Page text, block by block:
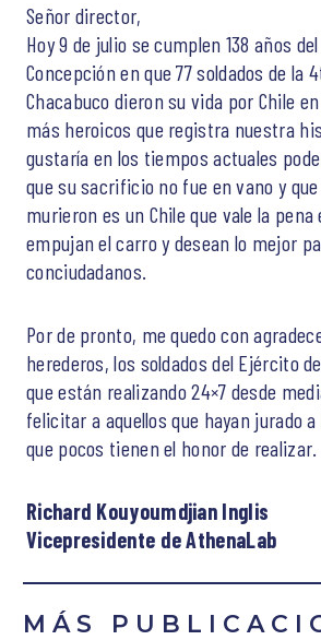
Señor director,
Hoy 9 de julio se cumplen 138 años
Concepción en que 77 soldados de la
Chacabuco dieron su vida por Chile
más heroicos que registra nuestra
gustaría en los tiempos actuales
que su sacrificio no fue en vano y
murieron es un Chile que vale la pena
empujan el carro y desean lo mejor
conciudadanos.
Por de pronto, me quedo con
herederos, los soldados del Ejército
que están realizando 24×7 desde
felicitar a aquellos que hayan jurado
que pocos tienen el honor de realizar.
Richard Kouyoumdjian Inglis
Vicepresidente de AthenaLab
MÁS